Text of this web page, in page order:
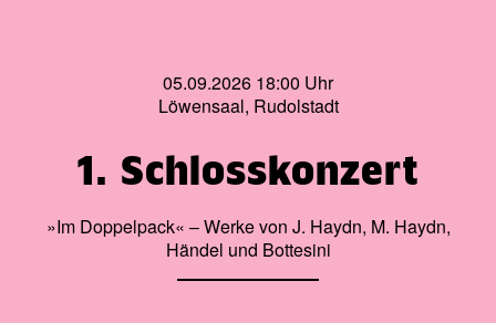
05.09.2026 18:00 Uhr
Löwensaal, Rudolstadt
1. Schlosskonzert
»Im Doppelpack« – Werke von J. Haydn, M. Haydn,
Händel und Bottesini